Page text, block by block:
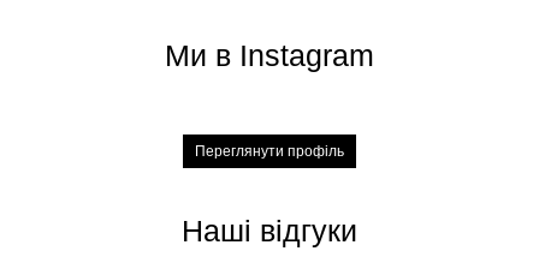
Ми в Instagram
Переглянути профіль
Наші відгуки